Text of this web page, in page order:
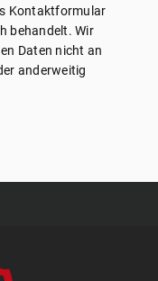
Kontaktformular
behandelt. Wir
Daten nicht an
anderweitig